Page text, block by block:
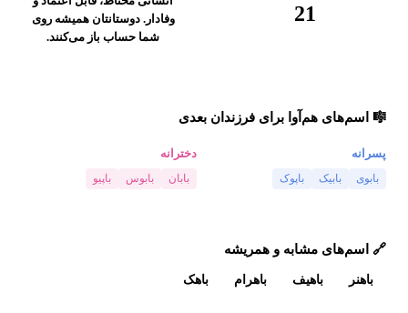
21
وفادار. دوستانتان همیشه روی
شما حساب باز می‌کنند.
🎼 اسم‌های هم‌آوا برای فرزندان بعدی
پسرانه
بابوی بابیک باپوک
دخترانه
بابان بابوس باپیو
🔗 اسم‌های مشابه و همریشه
باهنر باهیف باهرام باهک